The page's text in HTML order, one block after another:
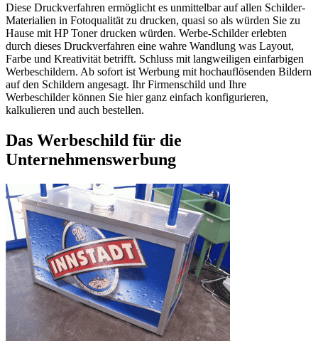
Diese Druckverfahren ermöglicht es unmittelbar auf allen Schilder-
Materialien in Fotoqualität zu drucken, quasi so als würden Sie zu
Hause mit HP Toner drucken würden. Werbe-Schilder erlebten
durch dieses Druckverfahren eine wahre Wandlung was Layout,
Farbe und Kreativität betrifft. Schluss mit langweiligen einfarbigen
Werbeschildern. Ab sofort ist Werbung mit hochauflösenden Bildern
auf den Schildern angesagt. Ihr Firmenschild und Ihre
Werbeschilder können Sie hier ganz einfach konfigurieren,
kalkulieren und auch bestellen.
Das Werbeschild für die
Unternehmenswerbung